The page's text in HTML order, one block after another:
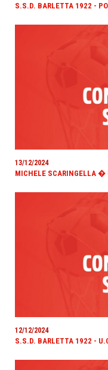
S.S.D. BARLETTA 1922 -
13/12/2024
MICHELE SCARINGELLA �
12/12/2024
S.S.D. BARLETTA 1922 -